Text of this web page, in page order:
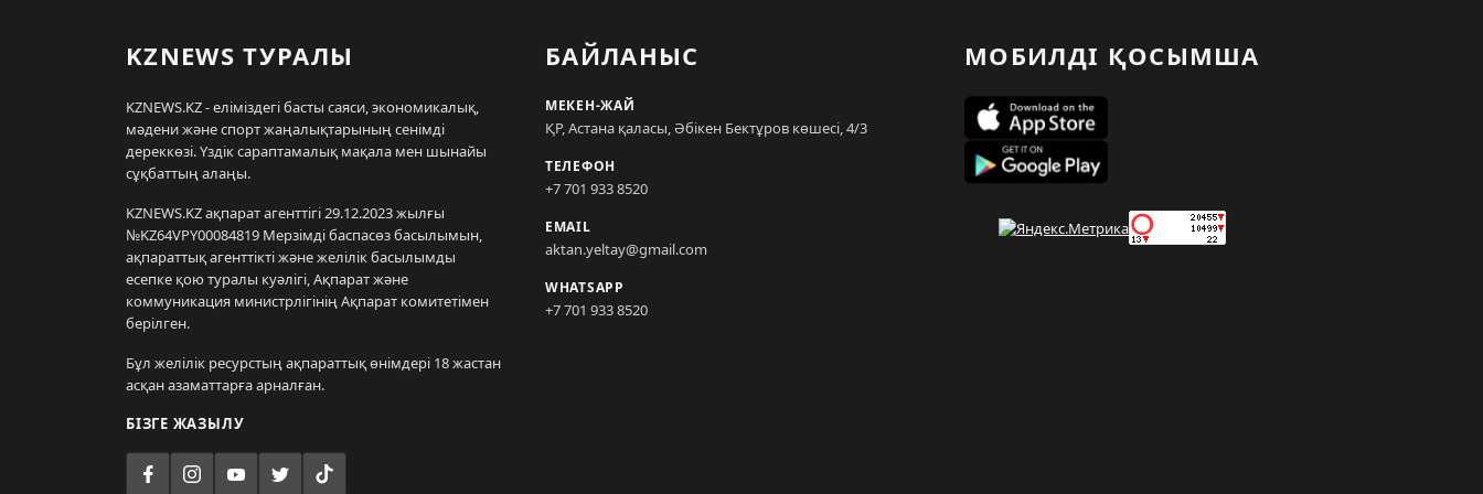
KZNEWS ТУРАЛЫ
KZNEWS.KZ - еліміздегі басты саяси, экономикалық,
мәдени және спорт жаңалықтарының сенімді
дереккөзі. Үздік сараптамалық мақала мен шынайы
сұқбаттың алаңы.
KZNEWS.KZ ақпарат агенттігі 29.12.2023 жылғы
№KZ64VPY00084819 Мерзімді баспасөз басылымын,
ақпараттық агенттікті және желілік басылымды
есепке қою туралы куәлігі, Ақпарат және
коммуникация министрлігінің Ақпарат комитетімен
берілген.
Бұл желілік ресурстың ақпараттық өнімдері 18 жастан
асқан азаматтарға арналған.
БІЗГЕ ЖАЗЫЛУ
БАЙЛАНЫС
МЕКЕН-ЖАЙ
ҚР, Астана қаласы, Әбікен Бектұров көшесі, 4/3
ТЕЛЕФОН
+7 701 933 8520
EMAIL
aktan.yeltay@gmail.com
WHATSAPP
+7 701 933 8520
МОБИЛДІ ҚОСЫМША